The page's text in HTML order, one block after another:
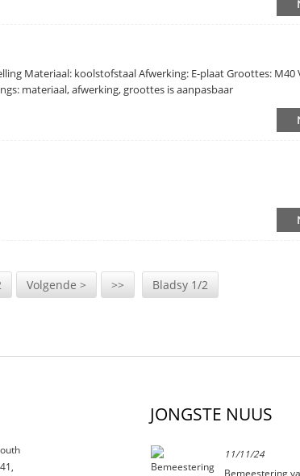
Materiaal: koolstofstaal Afwerking: E-plaat Groottes: M40
materiaal, afwerking, groottes is aanpasbaar
Volgende > >> Bladsy 1/2
JONGSTE NUUS
inkorting vlek...
11/11/24
Bemeestering